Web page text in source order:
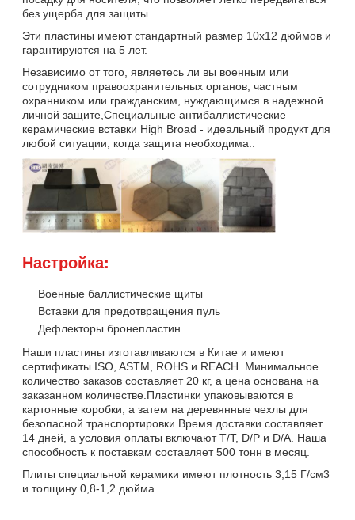
без ущерба для защиты.
Эти пластины имеют стандартный размер 10х12 дюймов и
гарантируются на 5 лет.
Независимо от того, являетесь ли вы военным или
сотрудником правоохранительных органов, частным
охранником или гражданским, нуждающимся в надежной
личной защите,Специальные антибаллистические
керамические вставки High Broad - идеальный продукт для
любой ситуации, когда защита необходима..
Настройка:
Военные баллистические щиты
Вставки для предотвращения пуль
Дефлекторы бронепластин
Наши пластины изготавливаются в Китае и имеют
сертификаты ISO, ASTM, ROHS и REACH. Минимальное
количество заказов составляет 20 кг, а цена основана на
заказанном количестве.Пластинки упаковываются в
картонные коробки, а затем на деревянные чехлы для
безопасной транспортировки.Время доставки составляет
14 дней, а условия оплаты включают T/T, D/P и D/A. Наша
способность к поставкам составляет 500 тонн в месяц.
Плиты специальной керамики имеют плотность 3,15 Г/см3
и толщину 0,8-1,2 дюйма.